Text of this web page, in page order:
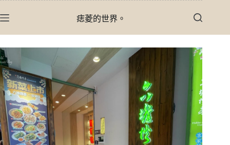
至
內
容
痣菱的世界。